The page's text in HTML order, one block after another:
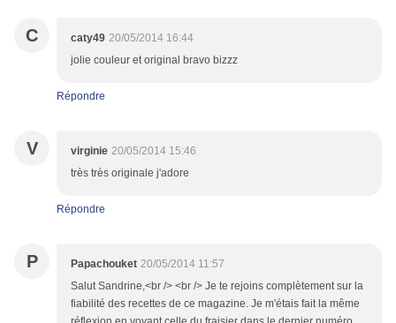
C caty49 20/05/2014 16:44
jolie couleur et original bravo bizzz
Répondre
V virginie 20/05/2014 15:46
très très originale j'adore
Répondre
P Papachouket 20/05/2014 11:57
Salut Sandrine,<br /> <br /> Je te rejoins complètement sur la
fiabilité des recettes de ce magazine. Je m'étais fait la même